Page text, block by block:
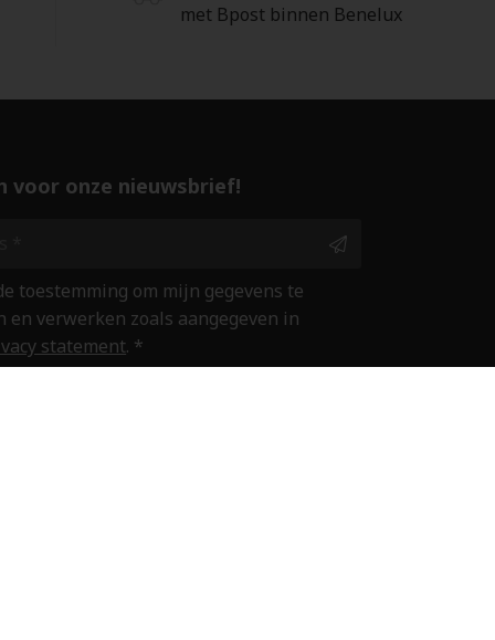
met Bpost binnen Benelux
voor onze nieuwsbrief!
toestemming om mijn gegevens te
en verwerken zoals aangegeven in
statement. *